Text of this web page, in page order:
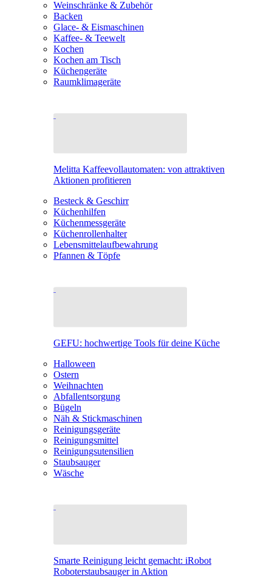
Weinschränke & Zubehör
Backen
Glace- & Eismaschinen
Kaffee- & Teewelt
Kochen
Kochen am Tisch
Küchengeräte
Raumklimageräte
Melitta Kaffeevollautomaten: von attraktiven
Aktionen profitieren
Besteck & Geschirr
Küchenhilfen
Küchenmessgeräte
Küchenrollenhalter
Lebensmittelaufbewahrung
Pfannen & Töpfe
GEFU: hochwertige Tools für deine Küche
Halloween
Ostern
Weihnachten
Abfallentsorgung
Bügeln
Näh & Stickmaschinen
Reinigungsgeräte
Reinigungsmittel
Reinigungsutensilien
Staubsauger
Wäsche
Smarte Reinigung leicht gemacht: iRobot
Roboterstaubsauger in Aktion